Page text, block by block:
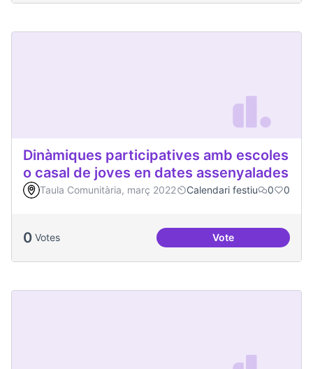
Dinàmiques participatives amb escoles
o casal de joves en dates assenyalades
Taula Comunitària, març 2022 Calendari festiu 0 0
0 Votes VoteDinàmiques